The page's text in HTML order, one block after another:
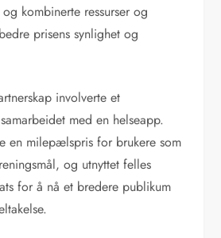
kombinerte ressurser og
prisens synlighet og
involverte et
med en helseapp.
en milepælspris for brukere som
og utnyttet felles
for å nå et bredere publikum